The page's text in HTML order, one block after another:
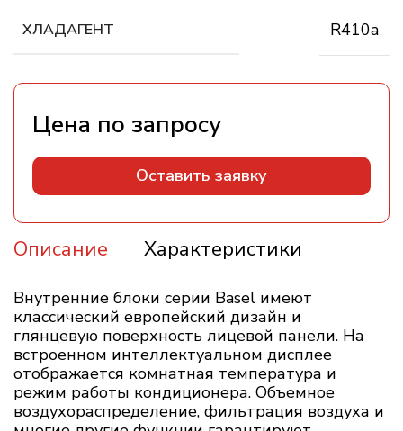
ХЛАДАГЕНТ R410a
Оставить заявку
Описание Характеристики
Внутренние блоки серии Basel имеют
классический европейский дизайн и
глянцевую поверхность лицевой панели. На
встроенном интеллектуальном дисплее
отображается комнатная температура и
режим работы кондиционера. Объемное
воздухораспределение, фильтрация воздуха и